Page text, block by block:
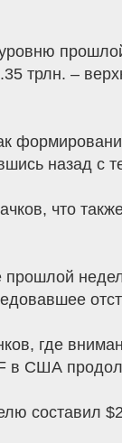
трлн. –
назад с
что
где
в США
составил